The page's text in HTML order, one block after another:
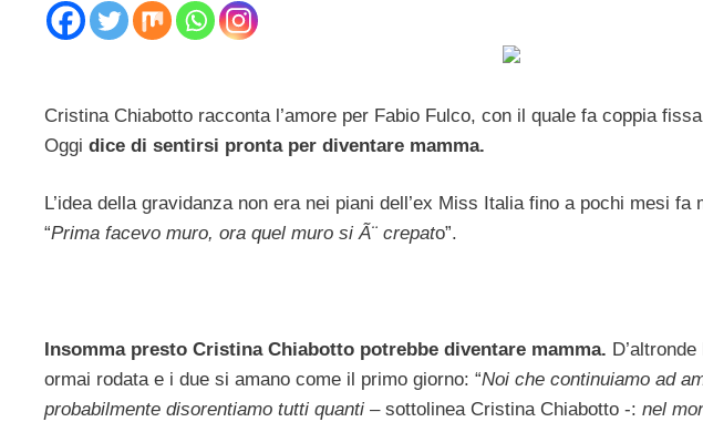
Cristina Chiabotto racconta l’amore per Fabio Fulco, con il quale fa coppia
Oggi dice di sentirsi pronta per diventare mamma.
L’idea della gravidanza non era nei piani dell’ex Miss Italia fino a pochi mesi fa
“Prima facevo muro, ora quel muro si Ã¨ crepato”.
Insomma presto Cristina Chiabotto potrebbe diventare mamma.
ormai rodata e i due si amano come il primo giorno: “Noi che continuiamo ad
probabilmente disorentiamo tutti quanti – sottolinea Cristina Chiabotto -: nel